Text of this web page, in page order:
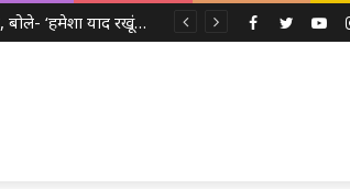
पीएम मोदी से मिले राघव चड्ढा, बोले- ‘हमेशा याद रखूंगा ये सुबह’, मुलाकात को लेकर बढ़ी सियासी चर्चा Twitter
Facebook